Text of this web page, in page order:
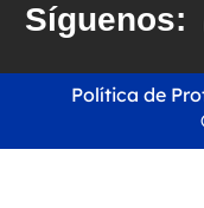
Síguenos:
Política de